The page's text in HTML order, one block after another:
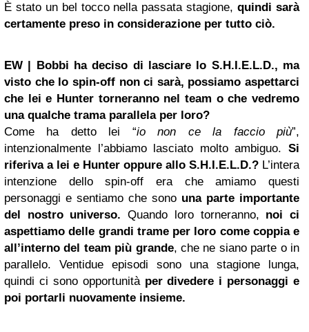
È stato un bel tocco nella passata stagione,quindi sarà
certamente preso in considerazione per tutto ciò.
EW | Bobbi ha deciso di lasciare lo S.H.I.E.L.D., ma
visto che lo spin-off non ci sarà, possiamo aspettarci
che lei e Hunter torneranno nel team o che vedremo
una qualche trama parallela per loro?
Come ha detto lei “io non ce la faccio più”,
intenzionalmente l’abbiamo lasciato molto ambiguo. Si
riferiva a lei e Hunter oppure allo S.H.I.E.L.D.? L’intera
intenzione dello spin-off era che amiamo questi
personaggi e sentiamo che sono una parte importante
del nostro universo. Quando loro torneranno, noi ci
aspettiamo delle grandi trame per loro come coppia e
all’interno del team più grande, che ne siano parte o in
parallelo. Ventidue episodi sono una stagione lunga,
quindi ci sono opportunità per divedere i personaggi e
poi portarli nuovamente insieme.